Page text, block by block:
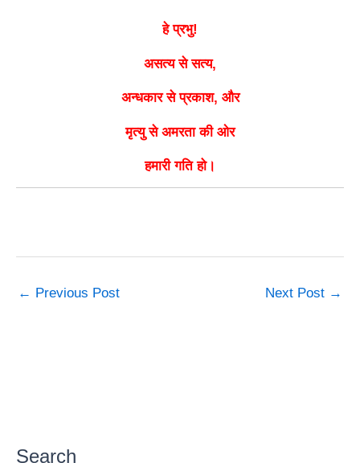
हे प्रभु!
असत्य से सत्य,
अन्धकार से प्रकाश, और
मृत्यु से अमरता की ओर
हमारी गति हो।
← Previous Post Next Post →
Search